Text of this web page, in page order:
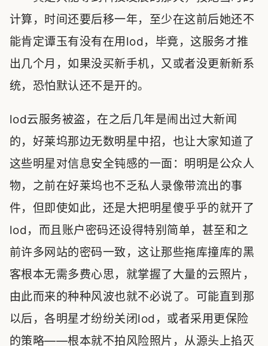
计算，时间还要后移一年，至少在这前后她还不
能肯定谭玉有没有在用lod，毕竟，这服务才推
出几个月，如果没买新手机，又或者没更新新系
统，恐怕默认还不是开的。
lod云服务被盗，在之后几年是闹出过大新闻
的，好莱坞那边无数明星中招，也让大家知道了
这些明星对信息安全钝感的一面：明明是公众人
物，之前在好莱坞也不乏私人录像带流出的事
件，但即使如此，还是大把明星傻乎乎的就开了
lod，而且账户密码还设得特别简单，甚至和之
前许多网站的密码一致，这让那些拖库撞库的黑
客根本无需多费心思，就掌握了大量的云照片，
由此而来的种种风波也就不必说了。可能直到那
以后，各明星才纷纷关闭lod，或者采用更保险
的策略——根本就不拍风险照片，从源头上掐灭